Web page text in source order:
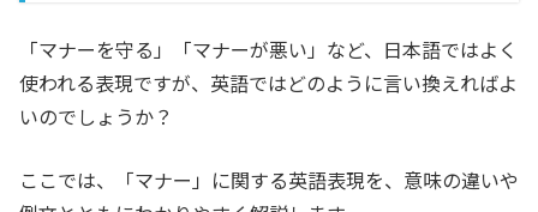
「マナーを守る」「マナーが悪い」など、日本語ではよく
使われる表現ですが、英語ではどのように言い換えればよ
いのでしょうか？
ここでは、「マナー」に関する英語表現を、意味の違いや